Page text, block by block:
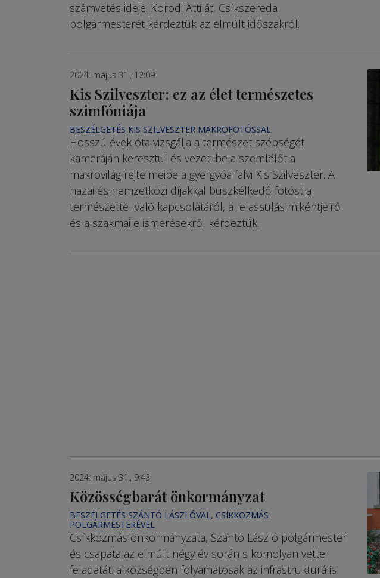
számvetés ideje. Korodi Attilát, Csíkszereda
polgármesterét kérdeztük az elmúlt időszakról.
2024. május 31., 12:09
Kis Szilveszter: ez az élet természetes
szimfóniája
BESZÉLGETÉS KIS SZILVESZTER MAKROFOTÓSSAL
Hosszú évek óta vizsgálja a természet szépségét
kameráján keresztül és vezeti be a szemlélőt a
makrovilág rejtelmeibe a gyergyóalfalvi Kis Szilveszter. A
hazai és nemzetközi díjakkal büszkélkedő fotóst a
természettel való kapcsolatáról, a lelassulás mikéntjeiről
és a szakmai elismerésekről kérdeztük.
2024. május 31., 9:43
Közösségbarát önkormányzat
BESZÉLGETÉS SZÁNTÓ LÁSZLÓVAL, CSÍKKOZMÁS
POLGÁRMESTERÉVEL
Csíkkozmás önkormányzata, Szántó László polgármester
és csapata az elmúlt négy év során s komolyan vette
feladatát: a községben folyamatosak az infrastrukturális